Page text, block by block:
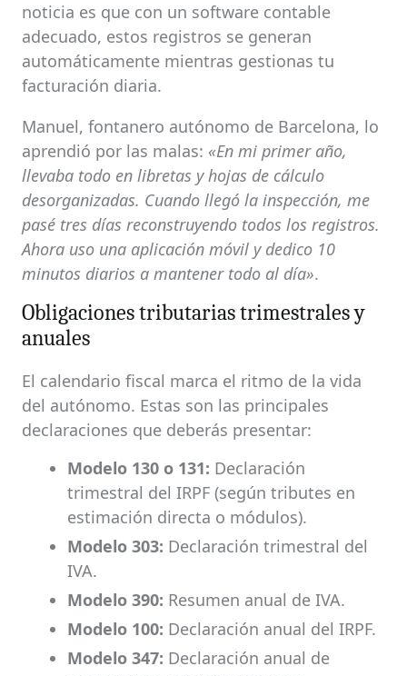
noticia es que con un software contable
adecuado, estos registros se generan
automáticamente mientras gestionas tu
facturación diaria.
Manuel, fontanero autónomo de Barcelona, lo
aprendió por las malas: «En mi primer año,
llevaba todo en libretas y hojas de cálculo
desorganizadas. Cuando llegó la inspección, me
pasé tres días reconstruyendo todos los registros.
Ahora uso una aplicación móvil y dedico 10
minutos diarios a mantener todo al día».
Obligaciones tributarias trimestrales y
anuales
El calendario fiscal marca el ritmo de la vida
del autónomo. Estas son las principales
declaraciones que deberás presentar:
Modelo 130 o 131: Declaración
trimestral del IRPF (según tributes en
estimación directa o módulos).
Modelo 303: Declaración trimestral del
IVA.
Modelo 390: Resumen anual de IVA.
Modelo 100: Declaración anual del IRPF.
Modelo 347: Declaración anual de